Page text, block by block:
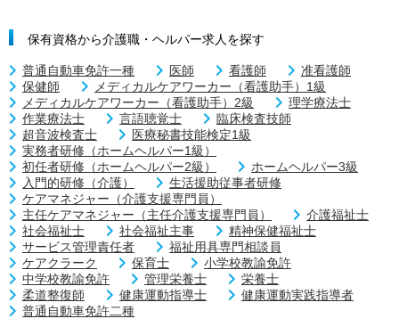
保有資格から介護職・ヘルパー求人を探す
普通自動車免許一種 医師 看護師
准看護師
保健師
メディカルケアワーカー（看護助手）1級
メディカルケアワーカー（看護助手）2級
理学療法士
作業療法士
言語聴覚士
臨床検査技師
超音波検査士
医療秘書技能検定1級
実務者研修（ホームヘルパー1級）
初任者研修（ホームヘルパー2級）
ホームヘルパー3級
入門的研修（介護）
生活援助従事者研修
ケアマネジャー（介護支援専門員）
主任ケアマネジャー（主任介護支援専門員）
介護福祉士
社会福祉士
社会福祉主事
精神保健福祉士
サービス管理責任者
福祉用具専門相談員
ケアクラーク
保育士
小学校教諭免許
中学校教諭免許
管理栄養士
栄養士
柔道整復師
健康運動指導士
健康運動実践指導者
普通自動車免許二種